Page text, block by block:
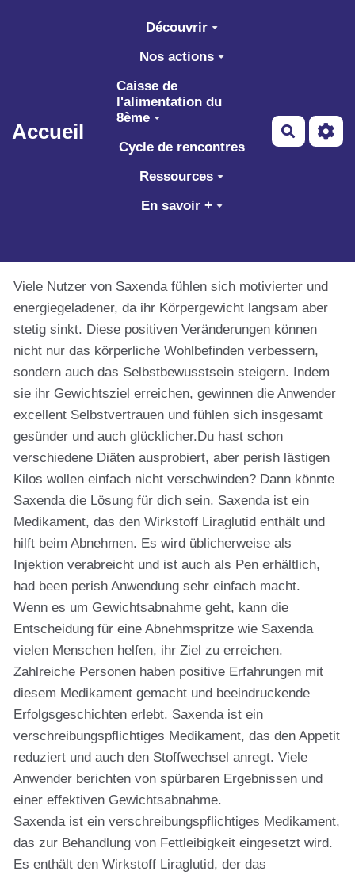
Aller au contenu principal
Accueil
Découvrir
Nos actions
Caisse de
l'alimentation du
8ème
Cycle de rencontres
Ressources
En savoir +
Viele Nutzer von Saxenda fühlen sich motivierter und
energiegeladener, da ihr Körpergewicht langsam aber
stetig sinkt. Diese positiven Veränderungen können
nicht nur das körperliche Wohlbefinden verbessern,
sondern auch das Selbstbewusstsein steigern. Indem
sie ihr Gewichtsziel erreichen, gewinnen die Anwender
excellent Selbstvertrauen und fühlen sich insgesamt
gesünder und auch glücklicher.Du hast schon
verschiedene Diäten ausprobiert, aber perish lästigen
Kilos wollen einfach nicht verschwinden? Dann könnte
Saxenda die Lösung für dich sein. Saxenda ist ein
Medikament, das den Wirkstoff Liraglutid enthält und
hilft beim Abnehmen. Es wird üblicherweise als
Injektion verabreicht und ist auch als Pen erhältlich,
had been perish Anwendung sehr einfach macht.
Wenn es um Gewichtsabnahme geht, kann die
Entscheidung für eine Abnehmspritze wie Saxenda
vielen Menschen helfen, ihr Ziel zu erreichen.
Zahlreiche Personen haben positive Erfahrungen mit
diesem Medikament gemacht und beeindruckende
Erfolgsgeschichten erlebt. Saxenda ist ein
verschreibungspflichtiges Medikament, das den Appetit
reduziert und auch den Stoffwechsel anregt. Viele
Anwender berichten von spürbaren Ergebnissen und
einer effektiven Gewichtsabnahme.
Saxenda ist ein verschreibungspflichtiges Medikament,
das zur Behandlung von Fettleibigkeit eingesetzt wird.
Es enthält den Wirkstoff Liraglutid, der das